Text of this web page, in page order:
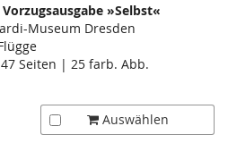
»Selbst«
Museum Dresden
Seiten | 25 farb. Abb.
Auswählen